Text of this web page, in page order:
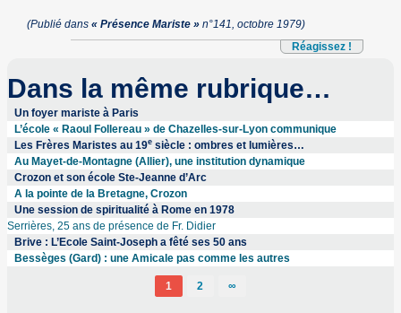
(Publié dans« Présence Mariste » n°141, octobre 1979)
Réagissez !
Dans la même rubrique…
Un foyer mariste à Paris
L’école « Raoul Follereau » de Chazelles-sur-Lyon communique
Les Frères Maristes au 19esiècle : ombres et lumières…
Au Mayet-de-Montagne (Allier), une institution dynamique
Crozon et son école Ste-Jeanne d’Arc
A la pointe de la Bretagne, Crozon
Une session de spiritualité à Rome en 1978
Serrières, 25 ans de présence de Fr. Didier
Brive : L’Ecole Saint-Joseph a fêté ses 50 ans
Bessèges (Gard) : une Amicale pas comme les autres
1 2 ∞